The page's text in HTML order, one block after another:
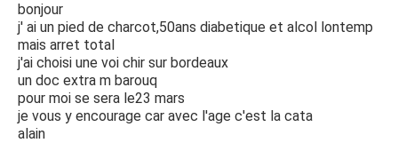
bonjour
j' ai un pied de charcot,50ans diabetique et alcol lontemp
mais arret total
j'ai choisi une voi chir sur bordeaux
un doc extra m barouq
pour moi se sera le23 mars
je vous y encourage car avec l'age c'est la cata
alain